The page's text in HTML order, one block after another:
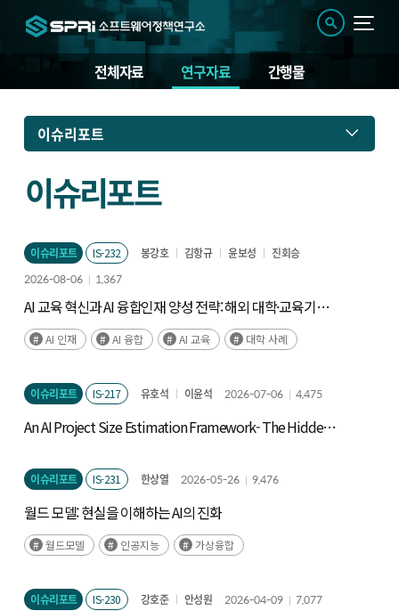
전체자료 연구자료 간행물
이슈리포트
이슈리포트
이슈리포트 IS-232 봉강호 김항규 윤보성
진회승
2026-08-06
1,367
AI 교육 혁신과 AI 융합인재 양성 전략: 해외 대학·교육기관
사례와 시사점
AI 인재 AI 융합 AI 교육 대학 사례
이슈리포트 IS-217 유호석 이윤석 2026-07-06 4,475
An AI Project Size Estimation Framework- The Hidden
이슈리포트 IS-231 한상열 2026-05-26 9,476
월드 모델: 현실을 이해하는 AI의 진화
월드모델 인공지능 가상융합
이슈리포트 IS-230 강호준 안성원 2026-04-09 7,077